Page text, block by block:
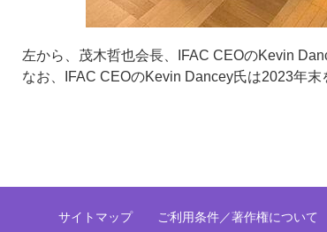
左から、茂木哲也会長、IFAC CEOのKevin
なお、IFAC CEOのKevin Dancey氏は2023年末
サイトマップ ご利用条件／著作権について